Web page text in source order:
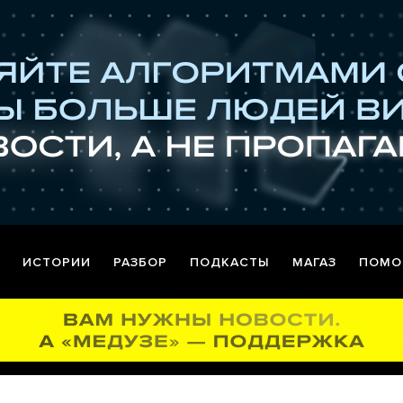
ИСТОРИИ РАЗБОР ПОДКАСТЫ МАГАЗ